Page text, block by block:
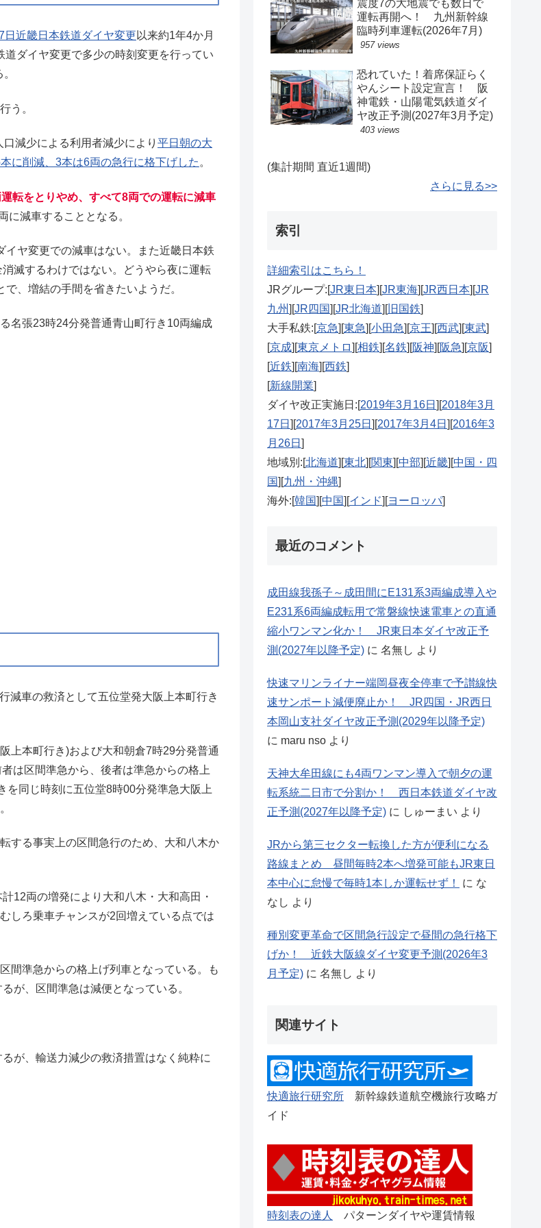
日近畿日本鉄道ダイヤ変更以来約1年4か月
ダイヤ変更で多少の時刻変更を行ってい
う。
減少による利用者減少により 平日朝の大
に削減、3本は6両の急行に格下げした 。
転をとりやめ、すべて8両での運転に減車
に減車することとなる。
ヤ変更での減車はない。また近畿日本鉄
滅するわけではない。どうやら夜に運転
、増結の手間を省きたいようだ。
名張23時24分発普通青山町行き10両編成
減車の救済として五位堂発大阪上本町行き
上本町行き)および大和朝倉7時29分発普通
は区間準急から、後者は準急からの格上
を同じ時刻に五位堂8時00分発準急大阪上
する事実上の区間急行のため、大和八木か
12両の増発により大和八木・大和高田・
しろ乗車チャンスが2回増えている点では
間準急からの格上げ列車となっている。も
が、区間準急は減便となっている。
が、輸送力減少の救済措置はなく純粋に
震度7の大地震でも数日で
運転再開へ！ 九州新幹線
臨時列車運転(2026年7月)
957 views
恐れていた！着席保証らく
やんシート設定宣言！ 阪
神電鉄・山陽電気鉄道ダイ
ヤ改正予測(2027年3月予定)
403 views
(集計期間 直近1週間)
さらに見る>>
索引
詳細索引はこちら！
JRグループ:[ JR東日本 JR東海 JR西日本 JR
九州
JR四国 JR北海道 旧国鉄
大手私鉄:[ 京急 東急 小田急 京王 西武 東武
京成 東京メトロ 相鉄 名鉄 阪神 阪急 京阪
近鉄 南海 西鉄
新線開業
ダイヤ改正実施日:[ 2019年3月16日
2018年3月
17日
2017年3月25日 2017年3月4日
2016年3
月26日
地域別:[ 北海道 東北 関東 中部 近畿 中国・四
国
九州・沖縄
海外:[ 韓国 中国 インド ヨーロッパ]
最近のコメント
成田線我孫子～成田間にE131系3両編成導入や
E231系6両編成転用で常磐線快速電車との直通
縮小ワンマン化か！ JR東日本ダイヤ改正予
測(2027年以降予定) に 名無し より
快速マリンライナー端岡昼夜全停車で予讃線快
速サンポート減便廃止か！ JR四国・JR西日
本岡山支社ダイヤ改正予測(2029年以降予定)
に maru nso より
天神大牟田線にも4両ワンマン導入で朝夕の運
転系統二日市で分割か！ 西日本鉄道ダイヤ改
正予測(2027年以降予定) に しゅーまい より
JRから第三セクター転換した方が便利になる
路線まとめ 昼間毎時2本へ増発可能もJR東日
本中心に怠慢で毎時1本しか運転せず！
に な
なし より
種別変更革命で区間急行設定で昼間の急行格下
げか！ 近鉄大阪線ダイヤ変更予測(2026年3
月予定) に 名無し より
関連サイト
快適旅行研究所 新幹線鉄道航空機旅行攻略ガ
イド
時刻表の達人 パターンダイヤや運賃情報